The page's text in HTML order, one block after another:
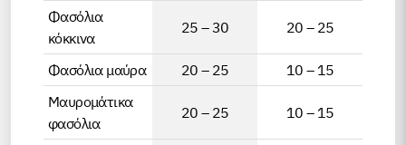
Φασόλια
κόκκινα
25 – 30 20 – 25
Φασόλια μαύρα 20 – 25
10 – 15
Μαυρομάτικα
φασόλια
20 – 25 10 – 15